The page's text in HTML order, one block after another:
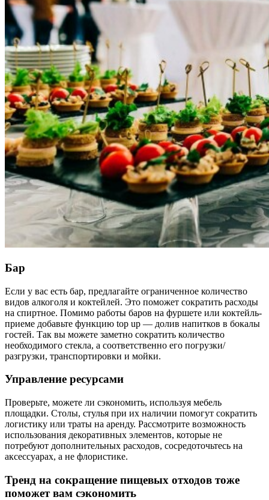
Бар
Если у вас есть бар, предлагайте ограниченное количество
видов алкоголя и коктейлей. Это поможет сократить расходы
на спиртное. Помимо работы баров на фуршете или коктейль-
приеме добавьте функцию top up — долив напитков в бокалы
гостей. Так вы можете заметно сократить количество
необходимого стекла, а соответственно его погрузки/
разгрузки, транспортировки и мойки.
Управление ресурсами
Проверьте, можете ли сэкономить, используя мебель
площадки. Столы, стулья при их наличии помогут сократить
логистику или траты на аренду. Рассмотрите возможность
использования декоративных элементов, которые не
потребуют дополнительных расходов, сосредоточьтесь на
аксессуарах, а не флористике.
Тренд на сокращение пищевых отходов тоже
поможет вам сэкономить